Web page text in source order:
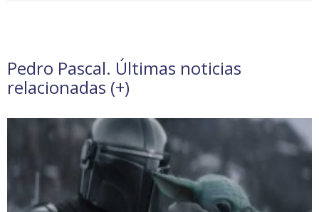
Pedro Pascal. Últimas noticias
relacionadas (+)